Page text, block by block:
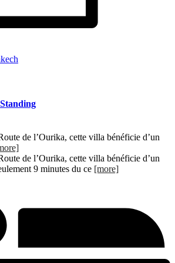
de l’Ourika, cette villa bénéficie d’un
de l’Ourika, cette villa bénéficie d’un
9 minutes du ce [more]